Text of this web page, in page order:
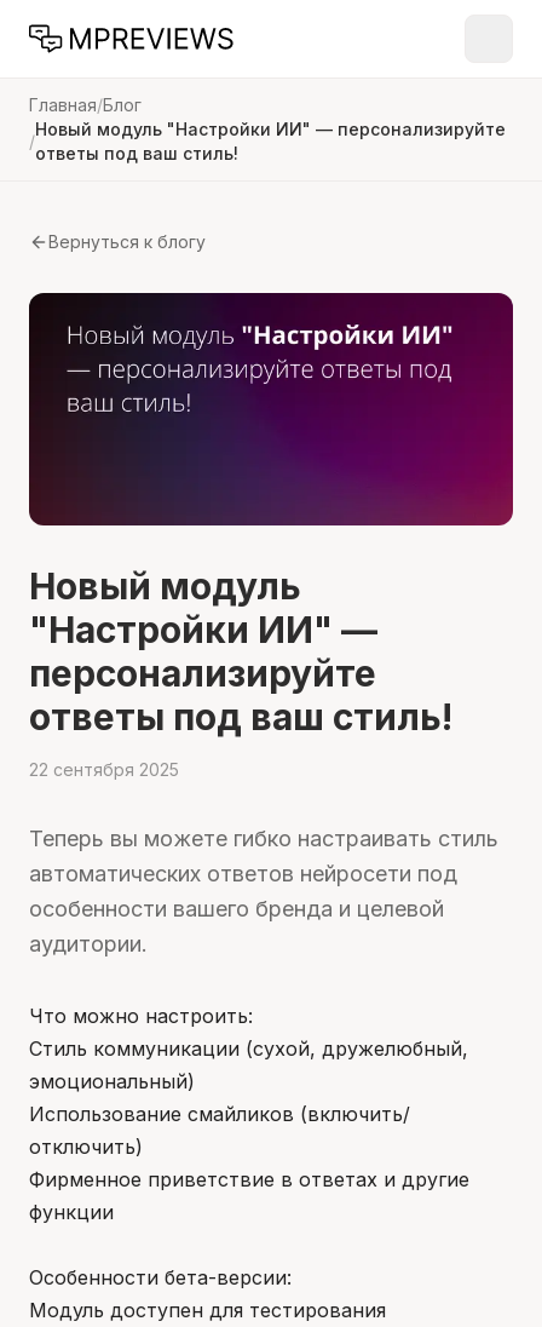
Главная/Блог
/
Новый модуль "Настройки ИИ" — персонализируйте
ответы под ваш стиль!
Вернуться к блогу
Новый модуль
"Настройки ИИ" —
персонализируйте
ответы под ваш стиль!
22 сентября 2025
Теперь вы можете гибко настраивать стиль
автоматических ответов нейросети под
особенности вашего бренда и целевой
аудитории.
Что можно настроить:
Стиль коммуникации (сухой, дружелюбный,
эмоциональный)
Использование смайликов (включить/
отключить)
Фирменное приветствие в ответах и другие
функции
Особенности бета-версии:
Модуль доступен для тестирования